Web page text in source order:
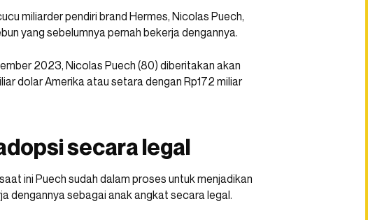
miliarder pendiri brand Hermes, Nicolas Puech,
yang sebelumnya pernah bekerja dengannya.
2023, Nicolas Puech (80) diberitakan akan
dolar Amerika atau setara dengan Rp172 miliar
secara legal
ini Puech sudah dalam proses untuk menjadikan
dengannya sebagai anak angkat secara legal.